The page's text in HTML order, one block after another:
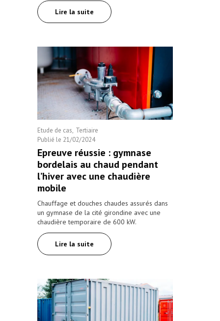
Lire la suite
Etude de cas Tertiaire
Publié le 21/02/2024
Epreuve réussie : gymnase
bordelais au chaud pendant
l’hiver avec une chaudière
mobile
Chauffage et douches chaudes assurés dans
un gymnase de la cité girondine avec une
chaudière temporaire de 600 kW.
Lire la suite